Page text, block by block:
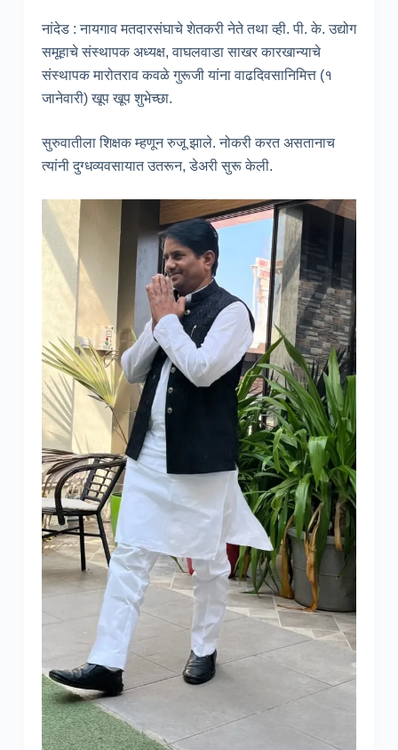
नांदेड : नायगाव मतदारसंघाचे शेतकरी नेते तथा व्ही. पी. के. उद्योग
समूहाचे संस्थापक अध्यक्ष, वाघलवाडा साखर कारखान्याचे
संस्थापक मारोतराव कवळे गुरूजी यांना वाढदिवसानिमित्त (१
जानेवारी) खूप खूप शुभेच्छा.
सुरुवातीला शिक्षक म्हणून रुजू झाले. नोकरी करत असतानाच
त्यांनी दुग्धव्यवसायात उतरून, डेअरी सुरू केली.